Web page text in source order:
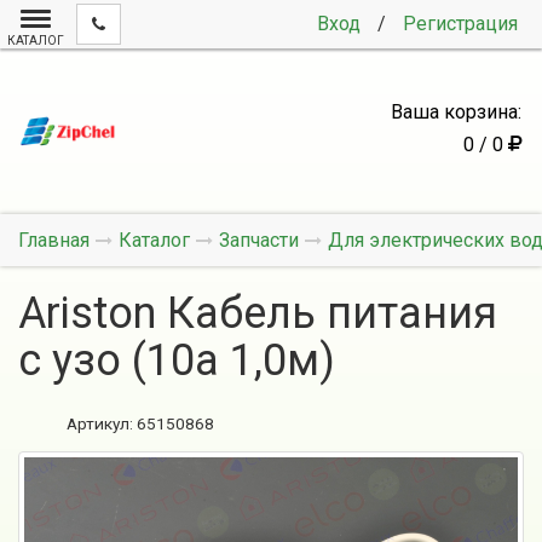
Вход / Регистрация
КАТАЛОГ
Ваша корзина:
0 / 0
Главная Каталог Запчасти Для электрических
Ariston Кабель питания
с узо (10а 1,0м)
Артикул: 65150868